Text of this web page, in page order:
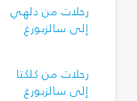
رحلات من دلهي
إلى سالزبورغ
رحلات من كلكتا
إلى سالزبورغ